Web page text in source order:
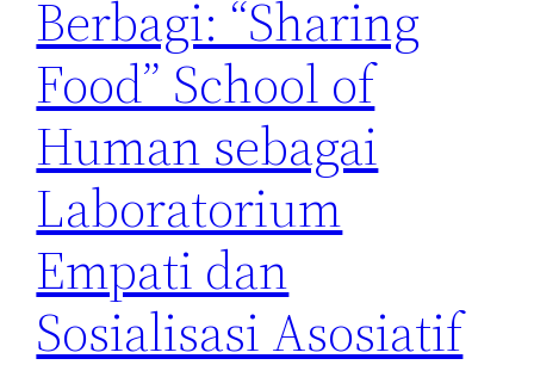
Berbagi: “Sharing
Food” School of
Human sebagai
Laboratorium
Empati dan
Sosialisasi Asosiatif